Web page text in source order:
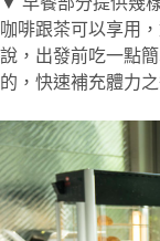
咖啡跟茶可以享用
說，出發前吃一點
的，快速補充體力